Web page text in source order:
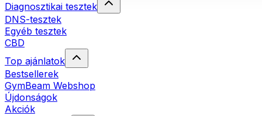
Diagnosztikai tesztek
DNS-tesztek
Egyéb tesztek
CBD
Top ajánlatok
Bestsellerek
GymBeam Webshop
Újdonságok
Akciók